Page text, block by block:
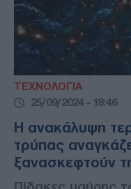
ΤΕΧΝΟΛΟΓΙΑ
25/09/2024 - 18:46
Η ανακάλυψη
τρύπας
ξανασκεφτούν